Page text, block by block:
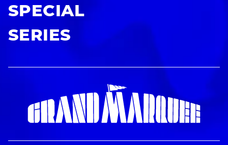
SPECIAL
SERIES